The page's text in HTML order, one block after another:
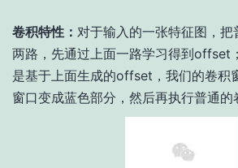
卷积特性： 对于输入的一张特征图，
两路，先通过上面一路学习得到offset
是基于上面生成的offset，我们的卷积
窗口变成蓝色部分，然后再执行普通的